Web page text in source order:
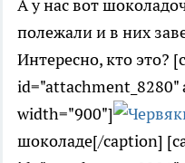
А у нас вот
полежали и в них
Интересно, кто это?
id="attachment_8280"
width="900"]
шоколаде[/caption]